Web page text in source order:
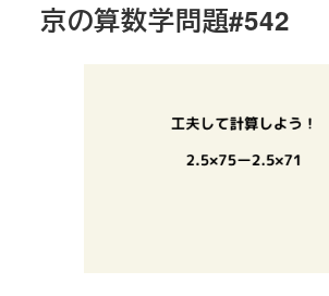
京の算数学問題#542